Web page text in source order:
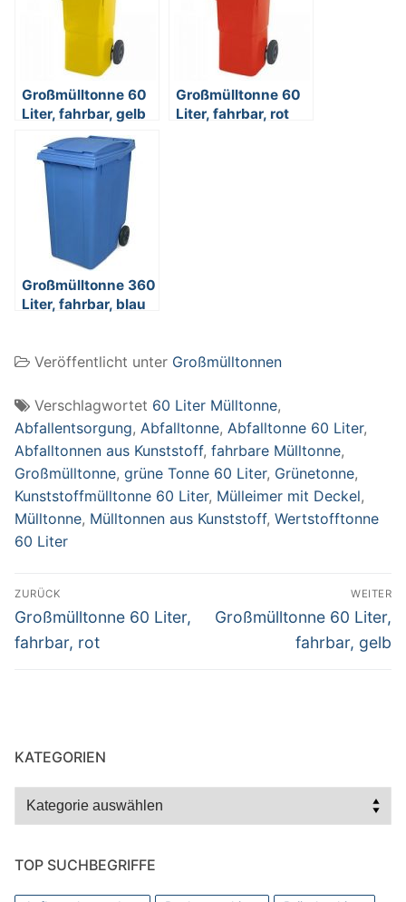
Großmülltonne 60
Liter, fahrbar, gelb
Großmülltonne 60
Liter, fahrbar, rot
Großmülltonne 360
Liter, fahrbar, blau
Veröffentlicht unter Großmülltonnen
Verschlagwortet 60 Liter Mülltonne,
Abfallentsorgung, Abfalltonne, Abfalltonne 60 Liter,
Abfalltonnen aus Kunststoff, fahrbare Mülltonne,
Großmülltonne, grüne Tonne 60 Liter, Grünetonne,
Kunststoffmülltonne 60 Liter, Mülleimer mit Deckel,
Mülltonne, Mülltonnen aus Kunststoff, Wertstofftonne
60 Liter
Beitragsnavigation
ZURÜCK
Vorheriger
Beitrag:
Großmülltonne 60 Liter,
fahrbar, rot
WEITER
Nächster
Großmülltonne 60 Liter,
fahrbar, gelb
KATEGORIEN
Kategorien
TOP SUCHBEGRIFFE